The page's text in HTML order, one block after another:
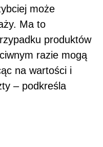
może
Ma to
produktów
razie mogą
na wartości i
– podkreśla